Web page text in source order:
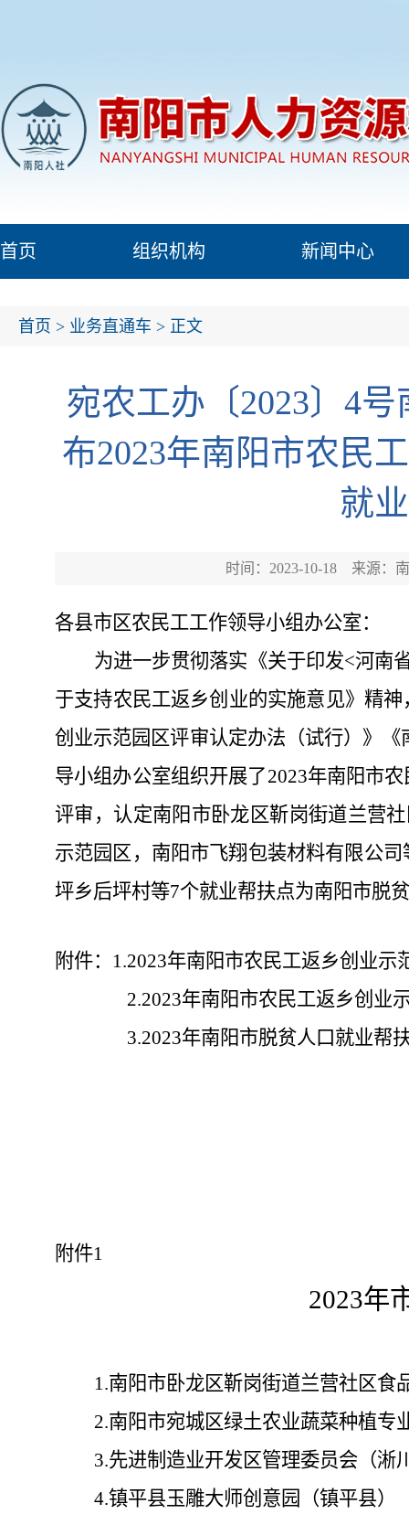
首页 组织机构 新闻中心
首页 > 业务直通车 > 正文
宛农工办〔2023〕4
布2023年南阳市农民
就
时间：2023-10-18 来源：
各县市区农民工工作领导小组办公室：
为进一步贯彻落实 《关于印发<河南
于支持农民工返乡创业的实施意见》 精神
创业示范园区评审认定办法（试行）》
导小组办公室组织开展了2023年南阳市农
评审， 认定南阳市卧龙区靳岗街道兰营
示范园区， 南阳市飞翔包装材料有限公司
坪乡后坪村等7个就业帮扶点为南阳市脱
附件： 1.2023年南阳市农民工返乡创业示
2.2023年南阳市农民工返乡创业
3.2023年南阳市脱贫人口就业帮
附件1
2023年
1.南阳市卧龙区靳岗街道兰营社区食
2.南阳市宛城区绿土农业蔬菜种植专
3.先进制造业开发区管理委员会（淅
4.镇平县玉雕大师创意园（镇平县）